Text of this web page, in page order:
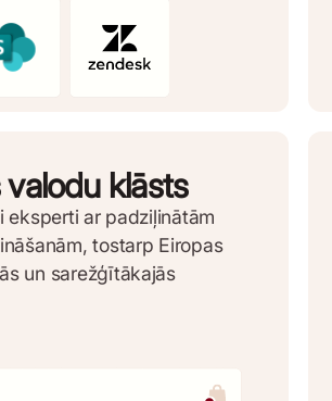
valodu klāsts
eksperti ar padziļinātām
tostarp Eiropas
un sarežģītākajās